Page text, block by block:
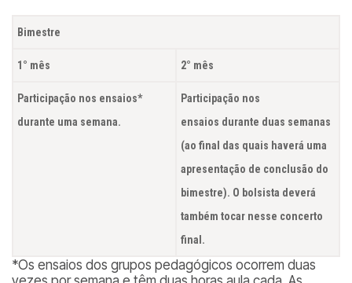
Bimestre
1° mês 2° mês
Participação nos ensaios*
durante uma semana.
Participação nos
ensaios durante duas semanas
(ao final das quais haverá uma
apresentação de conclusão do
bimestre). O bolsista deverá
também tocar nesse concerto
final.
*Os ensaios dos grupos pedagógicos ocorrem duas